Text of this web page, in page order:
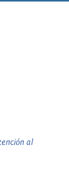
al